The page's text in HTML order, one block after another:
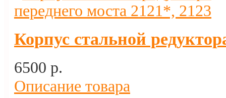
Корпус стальной
6500 p.
Описание товара